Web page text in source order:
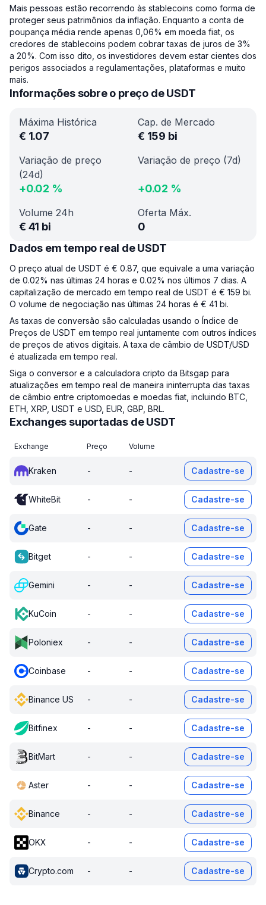
Mais pessoas estão recorrendo às stablecoins como forma de
proteger seus patrimônios da inflação. Enquanto a conta de
poupança média rende apenas 0,06% em moeda fiat, os
credores de stablecoins podem cobrar taxas de juros de 3%
a 20%. Com isso dito, os investidores devem estar cientes dos
perigos associados a regulamentações, plataformas e muito
mais.
Informações sobre o preço de USDT
Máxima Histórica
€ 1.07
Cap. de Mercado
€ 159 bi
Variação de preço
(24d)
+0.02 %
Variação de preço (7d)
+0.02 %
Volume 24h
€ 41 bi
Oferta Máx.
0
Dados em tempo real de USDT
O preço atual de USDT é € 0.87, que equivale a uma variação
de 0.02% nas últimas 24 horas e 0.02% nos últimos 7 dias. A
capitalização de mercado em tempo real de USDT é € 159 bi.
O volume de negociação nas últimas 24 horas é € 41 bi.
As taxas de conversão são calculadas usando o Índice de
Preços de USDT em tempo real juntamente com outros índices
de preços de ativos digitais. A taxa de câmbio de USDT/USD
é atualizada em tempo real.
Siga o conversor e a calculadora cripto da Bitsgap para
atualizações em tempo real de maneira ininterrupta das taxas
de câmbio entre criptomoedas e moedas fiat, incluindo BTC,
ETH, XRP, USDT e USD, EUR, GBP, BRL.
Exchanges suportadas de USDT
Exchange Preço Volume
Kraken - - Cadastre-se
WhiteBit - - Cadastre-se
Gate - - Cadastre-se
Bitget - - Cadastre-se
Gemini - - Cadastre-se
KuCoin - - Cadastre-se
Poloniex - - Cadastre-se
Coinbase - - Cadastre-se
Binance US - - Cadastre-se
Bitfinex - - Cadastre-se
BitMart - - Cadastre-se
Aster - - Cadastre-se
Binance - - Cadastre-se
OKX - - Cadastre-se
Crypto.com - - Cadastre-se